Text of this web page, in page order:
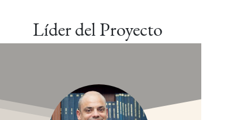
Líder del Proyecto